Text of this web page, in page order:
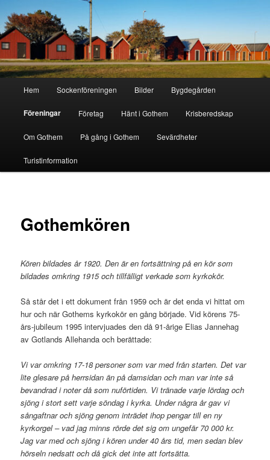
till
primärt
innehållGothem.se
Hem Sockenföreningen Bilder Bygdegården
Föreningar Företag Hänt i Gothem Krisberedskap
Om Gothem På gång i Gothem Sevärdheter
Turistinformation
Gothemkören
Kören bildades år 1920. Den är en fortsättning på en kör som
bildades omkring 1915 och tillfälligt verkade som kyrkokör.
Så står det i ett dokument från 1959 och är det enda vi hittat om
hur och när Gothems kyrkokör en gång började. Vid körens 75-
års-jubileum 1995 intervjuades den då 91-årige Elias Jannehag
av Gotlands Allehanda och berättade:
Vi var omkring 17-18 personer som var med från starten. Det var
lite glesare på herrsidan än på damsidan och man var inte så
bevandrad i noter då som nuförtiden. Vi tränade varje lördag och
sjöng i stort sett varje söndag i kyrka. Under några år gav vi
sångaftnar och sjöng genom inträdet ihop pengar till en ny
kyrkorgel – vad jag minns rörde det sig om ungefär 70 000 kr.
Jag var med och sjöng i kören under 40 års tid, men sedan blev
hörseln nedsatt och då gick det inte att fortsätta.